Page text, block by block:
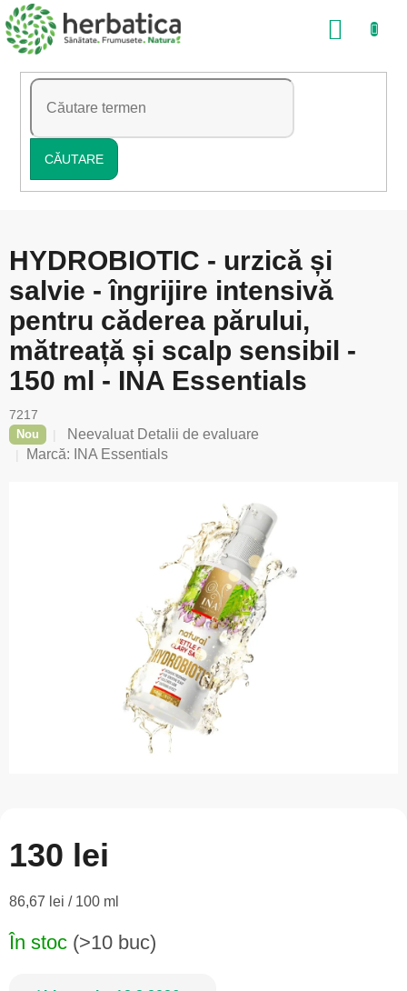
Treci
la
conținut
CĂUTARE
COŞ
HYDROBIOTIC - urzică și
salvie - îngrijire intensivă
pentru căderea părului,
mătreață și scalp sensibil -
150 ml - INA Essentials
7217
Nou
Evaluarea
medie
Neevaluat Detalii de evaluare
Marcă:
INA Essentials
130 lei
Evaluare
86,67 lei / 100 ml
În stoc (>10 buc)